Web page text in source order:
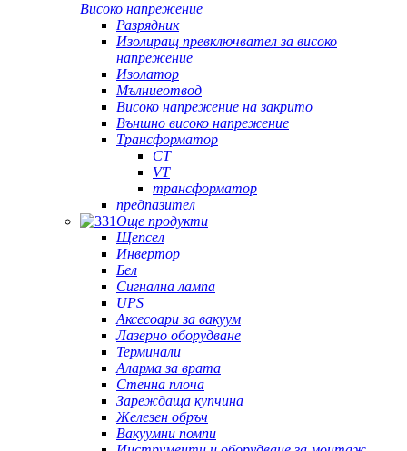
Високо напрежение
Разрядник
Изолиращ превключвател за високо
напрежение
Изолатор
Мълниеотвод
Високо напрежение на закрито
Външно високо напрежение
Трансформатор
CT
VT
трансформатор
предпазител
Още продукти
Щепсел
Инвертор
Бел
Сигнална лампа
UPS
Аксесоари за вакуум
Лазерно оборудване
Терминали
Аларма за врата
Стенна плоча
Зареждаща купчина
Железен обръч
Вакуумни помпи